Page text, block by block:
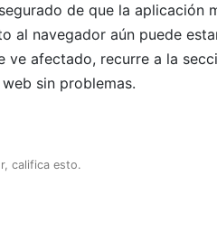
de que la aplicación
al navegador aún puede
ve afectado, recurre a la
sin problemas.
califica esto.